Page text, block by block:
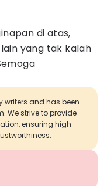
di atas,
yang tak kalah
writers and has been
We strive to provide
ensuring high